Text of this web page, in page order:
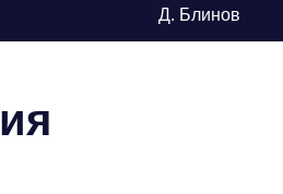
Д. Блинов